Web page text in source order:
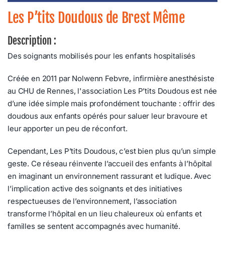
Les P’tits Doudous de Brest Même
Description :
Des soignants mobilisés pour les enfants hospitalisés
Créée en 2011 par Nolwenn Febvre, infirmière anesthésiste
au CHU de Rennes, l'association Les P’tits Doudous est née
d’une idée simple mais profondément touchante : offrir des
doudous aux enfants opérés pour saluer leur bravoure et
leur apporter un peu de réconfort.
Cependant, Les P’tits Doudous, c’est bien plus qu’un simple
geste. Ce réseau réinvente l’accueil des enfants à l’hôpital
en imaginant un environnement rassurant et ludique. Avec
l’implication active des soignants et des initiatives
respectueuses de l’environnement, l’association
transforme l’hôpital en un lieu chaleureux où enfants et
familles se sentent accompagnés avec humanité.